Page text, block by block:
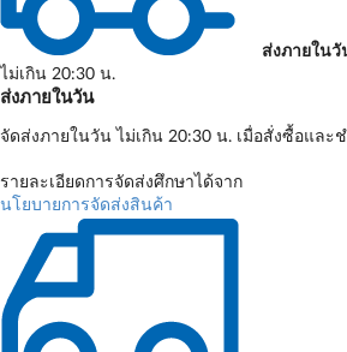
ส่งภายในวั
ไม่เกิน 20:30 น.
ส่งภายในวัน
จัดส่งภายในวัน ไม่เกิน 20:30 น. เมื่อสั่งซื้อและ
รายละเอียดการจัดส่งศึกษาได้จาก
นโยบายการจัดส่งสินค้า